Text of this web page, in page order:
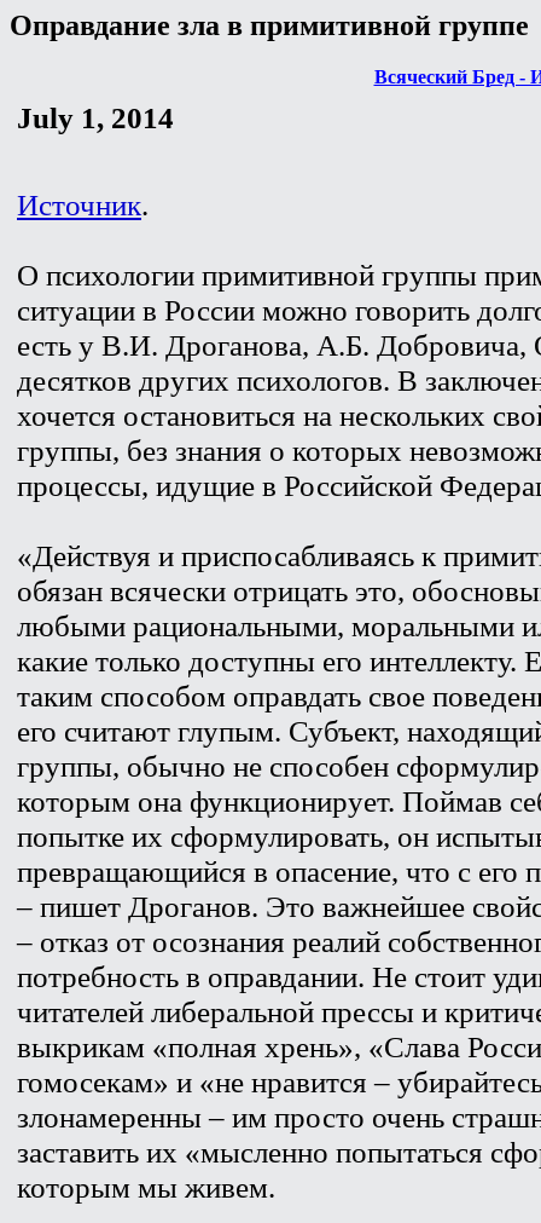
Оправдание зла в примитивной группе
Всяческий Бред -
July 1, 2014
Источник.
О психологии примитивной группы
ситуации в России можно говорить
есть у В.И. Дроганова, А.Б.
десятков других психологов. В
хочется остановиться на нескольких
группы, без знания о которых
процессы, идущие в Российской
«Действуя и приспосабливаясь к
обязан всячески отрицать это,
любыми рациональными, моральными
какие только доступны его интеллекту.
таким способом оправдать свое
его считают глупым. Субъект,
группы, обычно не способен
которым она функционирует. Поймав
попытке их сформулировать, он
превращающийся в опасение, что с его
– пишет Дроганов. Это важнейшее
– отказ от осознания реалий
потребность в оправдании. Не стоит
читателей либеральной прессы и
выкрикам «полная хрень», «Слава
гомосекам» и «не нравится –
злонамеренны – им просто очень
заставить их «мысленно попытаться
которым мы живем.